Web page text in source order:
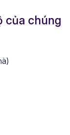
của chúng